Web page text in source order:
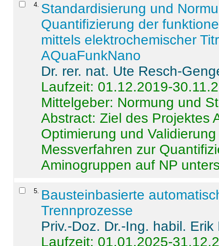
4 Standardisierung und
Quantifizierung der
mittels elektrochemischer
AQuaFunkNano
Dr. rer. nat. Ute Resch-
Laufzeit: 01.12.2019-
Mittelgeber: Normung und
Abstract:Ziel des Projektes
Optimierung und
Messverfahren zur
Aminogruppen auf NP
5
Bausteinbasierte
Trennprozesse
Priv.-Doz. Dr.-Ing. habil. Erik
Laufzeit: 01.01.2025-